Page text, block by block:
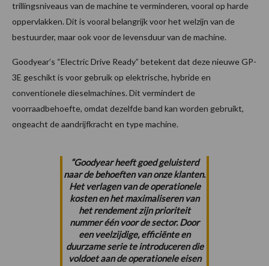
trillingsniveaus van de machine te verminderen, vooral op harde
oppervlakken. Dit is vooral belangrijk voor het welzijn van de
bestuurder, maar ook voor de levensduur van de machine.
Goodyear’s “Electric Drive Ready” betekent dat deze nieuwe GP-
3E geschikt is voor gebruik op elektrische, hybride en
conventionele dieselmachines. Dit vermindert de
voorraadbehoefte, omdat dezelfde band kan worden gebruikt,
ongeacht de aandrijfkracht en type machine.
“Goodyear heeft goed geluisterd
naar de behoeften van onze klanten.
Het verlagen van de operationele
kosten en het maximaliseren van
het rendement zijn prioriteit
nummer één voor de sector. Door
een veelzijdige, efficiënte en
duurzame serie te introduceren die
voldoet aan de operationele eisen